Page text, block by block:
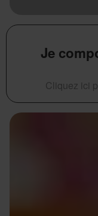
Je
Cliquez ici